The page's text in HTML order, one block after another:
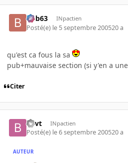
bob63 INpactien
Posté(e) le 5 septembre 200520 a
qu'est ca fous la sa
pub+mauvaise section (si y'en a une
Citer
bvvt INpactien
Posté(e) le 6 septembre 200520 a
AUTEUR